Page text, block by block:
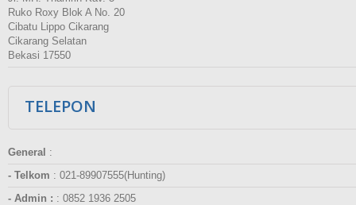
Ruko Roxy Blok A No. 20
Cibatu Lippo Cikarang
Cikarang Selatan
Bekasi 17550
TELEPON
General :
- Telkom : 021-89907555(Hunting)
- Admin : : 0852 1936 2505